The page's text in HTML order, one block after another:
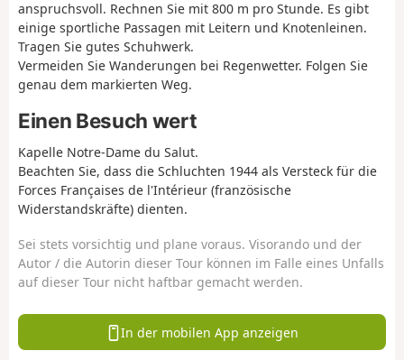
anspruchsvoll. Rechnen Sie mit 800 m pro Stunde. Es gibt
einige sportliche Passagen mit Leitern und Knotenleinen.
Tragen Sie gutes Schuhwerk.
Vermeiden Sie Wanderungen bei Regenwetter. Folgen Sie
genau dem markierten Weg.
Einen Besuch wert
Kapelle Notre-Dame du Salut.
Beachten Sie, dass die Schluchten 1944 als Versteck für die
Forces Françaises de l'Intérieur (französische
Widerstandskräfte) dienten.
Sei stets vorsichtig und plane voraus. Visorando und der
Autor / die Autorin dieser Tour können im Falle eines Unfalls
auf dieser Tour nicht haftbar gemacht werden.
In der mobilen App anzeigen